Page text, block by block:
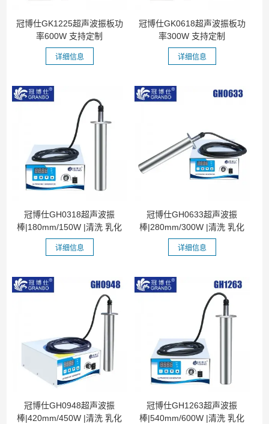
冠博仕GK1225超声波振板功
率600W 支持定制
详细信息
冠博仕GK0618超声波振板功
率300W 支持定制
详细信息
冠博仕GH0318超声波振
棒|180mm/150W |清洗 乳化
分散 混匀...
详细信息
冠博仕GH0633超声波振
棒|280mm/300W |清洗 乳化
分散 混匀...
详细信息
冠博仕GH0948超声波振
棒|420mm/450W |清洗 乳化
冠博仕GH1263超声波振
棒|540mm/600W |清洗 乳化